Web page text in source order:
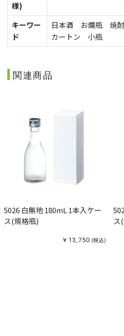
様)
キーワー
ド
日本酒 お燗瓶 焼
カートン 小瓶
関連商品
5026 白無地 180mL 1本入ケー
ス(規格瓶)
￥13,750 (税込)
ス